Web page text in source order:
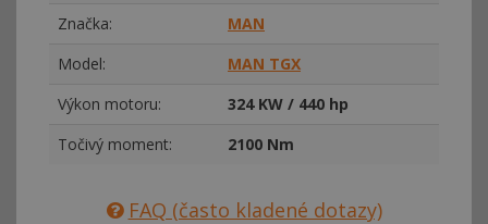
Značka:
MAN
Model:
MAN TGX
Výkon motoru:
324 KW / 440 hp
Točivý moment:
2100 Nm
FAQ (často kladené dotazy)